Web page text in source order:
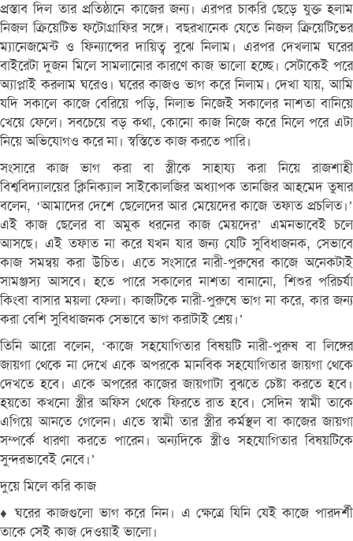
প্রস্তাব দিল তার প্রতিষ্ঠানে কাজের জন্য। এরপর চাকরি ছেড়ে যুক্ত হলাম
নিজল ক্রিয়েটিভ ফটোগ্রাফির সঙ্গে। বছরখানেক যেতে নিজল ক্রিয়েটিভের
ম্যানেজমেন্ট ও ফিন্যান্সের দায়িত্ব বুঝে নিলাম। এরপর দেখলাম ঘরের
বাইরেটা দুজন মিলে সামলানোর কারণে কাজ ভালো হচ্ছে। সেটাকেই পরে
অ্যাপ্লাই করলাম ঘরেও। ঘরের কাজও ভাগ করে নিলাম। দেখা যায়, আমি
যদি সকালে কাজে বেরিয়ে পড়ি, নিলাভ নিজেই সকালের নাশতা বানিয়ে
খেয়ে ফেলে। সবচেয়ে বড় কথা, কোনো কাজ নিজে করে নিলে পরে এটা
নিয়ে অভিযোগও করে না। স্বস্তিতে কাজ করতে পারি।
সংসারে কাজ ভাগ করা বা স্ত্রীকে সাহায্য করা নিয়ে রাজশাহী
বিশ্ববিদ্যালয়ের ক্লিনিক্যাল সাইকোলজির অধ্যাপক তানজির আহমেদ তুষার
বলেন, ‘আমাদের দেশে ছেলেদের আর মেয়েদের কাজে তফাত প্রচলিত।’
এই কাজ ছেলের বা অমুক ধরনের কাজ মেয়দের’ এমনভাবেই চলে
আসছে। এই তফাত না করে যখন যার জন্য যেটি সুবিধাজনক, সেভাবে
কাজ সমন্বয় করা উচিত। এতে সংসারে নারী-পুরুষের কাজে অনেকটাই
সামঞ্জস্য আসবে। হতে পারে সকালের নাশতা বানানো, শিশুর পরিচর্যা
কিংবা বাসার ময়লা ফেলা। কাজটিকে নারী-পুরুষে ভাগ না করে, কার জন্য
করা বেশি সুবিধাজনক সেভাবে ভাগ করাটাই শ্রেয়।’
তিনি আরো বলেন, ‘কাজে সহযোগিতার বিষয়টি নারী-পুরুষ বা লিঙ্গের
জায়গা থেকে না দেখে একে অপরকে মানবিক সহযোগিতার জায়গা থেকে
দেখতে হবে। একে অপরের কাজের জায়গাটা বুঝতে চেষ্টা করতে হবে।
হয়তো কখনো স্ত্রীর অফিস থেকে ফিরতে রাত হবে। সেদিন স্বামী তাকে
এগিয়ে আনতে গেলেন। এতে স্বামী তার স্ত্রীর কর্মস্থল বা কাজের জায়গা
সম্পর্কে ধারণা করতে পারেন। অন্যদিকে স্ত্রীও সহযোগিতার বিষয়টিকে
সুন্দরভাবেই নেবে।’
দুয়ে মিলে করি কাজ
♦ ঘরের কাজগুলো ভাগ করে নিন। এ ক্ষেত্রে যিনি যেই কাজে পারদর্শী
তাকে সেই কাজ দেওয়াই ভালো।